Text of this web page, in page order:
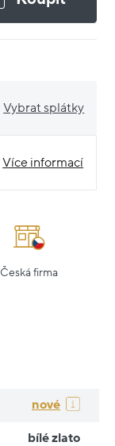
Vybrat splátky
Více informací
Česká firma
nové
bílé zlato